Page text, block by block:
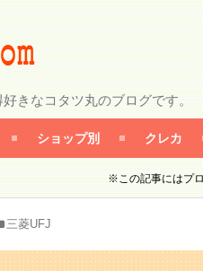
きなコタツ丸のブログです。
ショップ別 クレカ
※この記事にはプ
三菱UFJ